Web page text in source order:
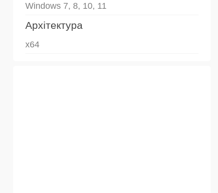
Windows 7, 8, 10, 11
Архітектура
x64